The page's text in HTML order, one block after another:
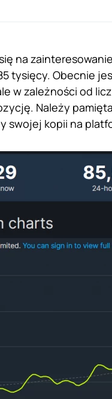
na
tysięcy. Obecnie
w zależności od
Należy
kopii na